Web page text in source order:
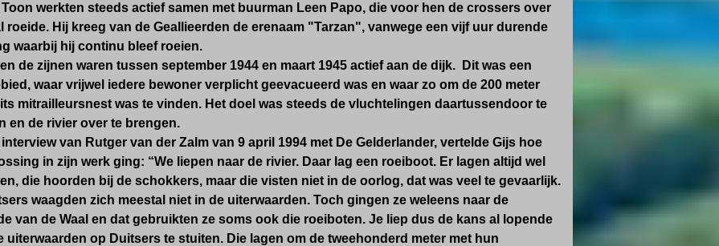
werkten steeds actief samen met buurman Leen Papo, die voor hen de crossers over
roeide. Hij kreeg van de Geallieerden de erenaam "Tarzan", vanwege een vijf uur durende
waarbij hij continu bleef roeien.
de zijnen waren tussen september 1944 en maart 1945 actief aan de dijk. Dit was een
waar vrijwel iedere bewoner verplicht geevacueerd was en waar zo om de 200 meter
mitrailleursnest was te vinden. Het doel was steeds de vluchtelingen daartussendoor te
en de rivier over te brengen.
interview van Rutger van der Zalm van 9 april 1994 met De Gelderlander, vertelde Gijs hoe
in zijn werk ging: “We liepen naar de rivier. Daar lag een roeiboot. Er lagen altijd wel
die hoorden bij de schokkers, maar die visten niet in de oorlog, dat was veel te gevaarlijk.
waagden zich meestal niet in de uiterwaarden. Toch gingen ze weleens naar de
van de Waal en dat gebruikten ze soms ook die roeiboten. Je liep dus de kans al lopende
uiterwaarden op Duitsers te stuiten. Die lagen om de tweehonderd meter met hun